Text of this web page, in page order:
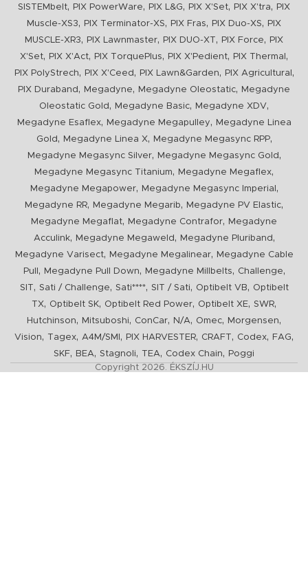
SISTEMbelt, PIX PowerWare, PIX L&G, PIX X'Set, PIX X'tra,
PIX
Muscle-XS3, PIX Terminator-XS, PIX Fras, PIX Duo-XS,
PIX
MUSCLE-XR3, PIX Lawnmaster, PIX DUO-XT , PIX Force,
PIX
X'Set, PIX X'Act, PIX TorquePlus, PIX X'Pedient, PIX Thermal ,
PIX PolyStrech, PIX X'Ceed , PIX Lawn&Garden, PIX Agricultural ,
PIX Duraband , Megadyne, Megadyne Oleostatic,
Megadyne
Oleostatic Gold , Megadyne Basic, Megadyne XDV,
Megadyne Esaflex, Megadyne Megapulley,
Megadyne Linea
Gold , Megadyne Linea X, Megadyne Megasync RPP,
Megadyne Megasync Silver, Megadyne Megasync Gold ,
Megadyne Megasync Titanium, Megadyne Megaflex,
Megadyne Megapower, Megadyne Megasync Imperial ,
Megadyne RR, Megadyne Megarib, Megadyne PV Elastic,
Megadyne Megaflat, Megadyne Contrafor,
Megadyne
Acculink, Megadyne Megaweld , Megadyne Pluriband ,
Megadyne Varisect, Megadyne Megalinear,
Megadyne Cable
Pull
, Megadyne Pull Down, Megadyne Millbelts, Challenge,
SIT , Sati / Challenge, Sati****, SIT / Sati, Optibelt VB, Optibelt
TX, Optibelt SK, Optibelt Red Power, Optibelt XE, SWR,
Hutchinson, Mitsuboshi, ConCar, N/A, Omec, Morgensen,
Vision, Tagex, A4M/SMI , PIX HARVESTER, CRAFT , Codex, FAG,
SKF, BEA, Stagnoli, TEA, Codex Chain,
Poggi
Copyright 2026. ÉKSZÍJ.HU